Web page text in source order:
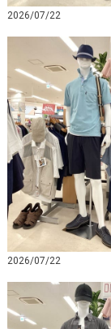
2026/07/22
2026/07/22